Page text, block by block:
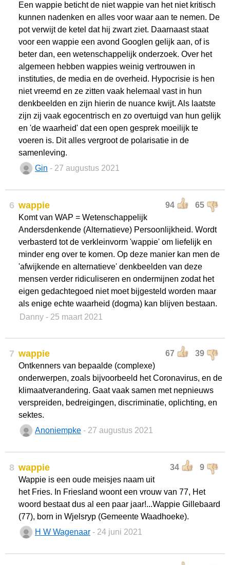
Een wappie beticht de niet wappie van het niet kritisch
kunnen nadenken en alles voor waar aan te nemen. De
pot verwijt de ketel dat hij zwart ziet. Daarnaast staat
voor een wappie een avond Googlen gelijk aan, of is
beter dan, een wetenschappelijk onderzoek. Over het
algemeen hebben wappies weinig vertrouwen in
instituties, de media en de overheid. Hypocrisie is hen
niet vreemd en ze zitten vaak helemaal vast in hun
denkbeelden en zijn hierin de nuance kwijt. Als laatste
zijn zij vaak egocentrisch en zo overtuigd van hun gelijk
en 'de waarheid' dat een open gesprek moeilijk te
voeren is. Dit alles vergroot de polarisatie in de
samenleving.
Gin - 27 augustus 2021
6 94 65
wappie
Komt van WAP = Wetenschappelijk
Andersdenkende (Alternatieve) Persoonlijkheid. Wordt
verbasterd tot de verkleinvorm 'wappie' om liefelijk en
minder eng over te komen. Op deze manier kan men de
'afwijkende en alternatieve' denkbeelden van deze
mensen verder ridiculiseren en ondermijnen zodat het
eigen gedachtegoed niet moet bijgesteld worden maar
als enige echte waarheid (dogma) kan blijven bestaan.
Danny - 25 maart 2021
7 67 39
wappie
Ontkenners van bepaalde (complexe)
onderwerpen, zoals bijvoorbeeld het Coronavirus, en de
klimaatverandering. Gaat vaak samen met nepnieuws
verspreiden, bedreigingen, discriminatie, oplichting, en
sektes.
Anoniempke - 27 augustus 2021
8 34 9
wappie
Wappie is een oude meisjes naam uit
het Fries. In Friesland woont een vrouw van 77, Het
woord bestaat dus al een paar jaar!...Wappie Gillebaard
(77), born in Wjelsryp (Gemeente Waadhoeke).
H W Wagenaar - 24 juni 2021